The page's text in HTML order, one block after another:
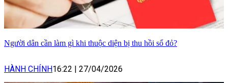
Người dân cần làm gì khi thuộc diện bị thu hồi sổ đỏ?
HÀNH CHÍNH16:22 | 27/04/2026